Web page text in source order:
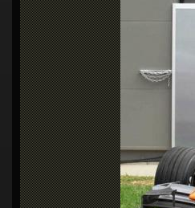
ビ
ゲ
ー
シ
ョ
ン